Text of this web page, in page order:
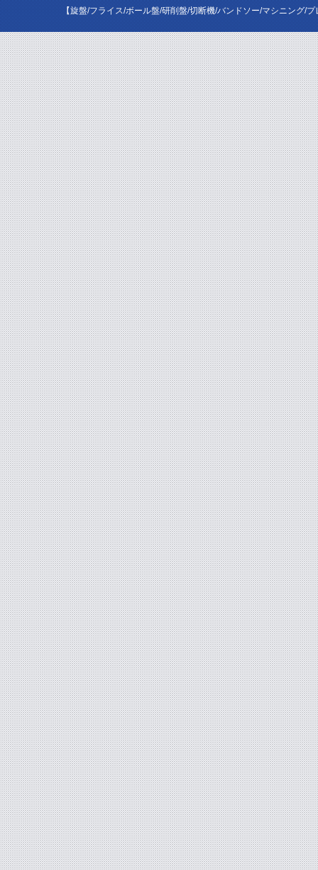
【旋盤/フライス/ボール盤/研削盤/切断機/バンドソー/マシニング/